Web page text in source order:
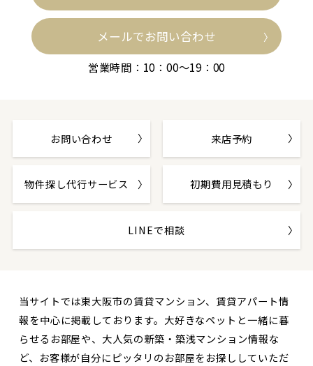
メールでお問い合わせ
営業時間：10：00～19：00
お問い合わせ 来店予約
物件探し代行サービス 初期費用見積もり
LINEで相談
当サイトでは東大阪市の賃貸マンション、賃貸アパート情
報を中心に掲載しております。大好きなペットと一緒に暮
らせるお部屋や、大人気の新築・築浅マンション情報な
ど、お客様が自分にピッタリのお部屋をお探ししていただ